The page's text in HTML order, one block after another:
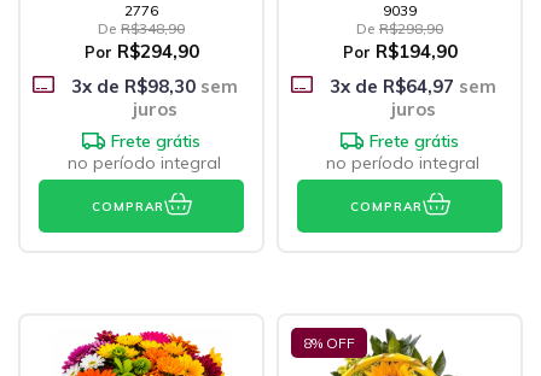
2776
De R$348,90
Por R$294,90
3x de R$98,30 sem
juros
Frete grátis
no período integral
COMPRAR
9039
De R$298,90
Por R$194,90
3x de R$64,97 sem
juros
Frete grátis
no período integral
COMPRAR
8% OFF